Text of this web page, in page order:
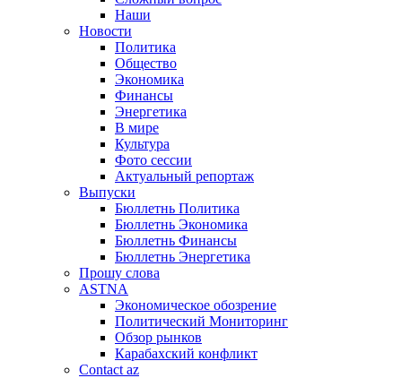
Наши
Новости
Политика
Общество
Экономика
Финансы
Энергетика
В мире
Культура
Фото сессии
Актуальный репортаж
Выпуски
Бюллетнь Политика
Бюллетнь Экономика
Бюллетнь Финансы
Бюллетнь Энергетика
Прошу слова
ASTNA
Экономическое обозрение
Политический Мониторинг
Обзор рынков
Карабахский конфликт
Contact az